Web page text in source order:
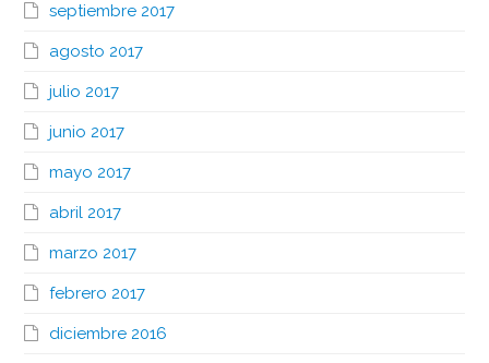
septiembre 2017
agosto 2017
julio 2017
junio 2017
mayo 2017
abril 2017
marzo 2017
febrero 2017
diciembre 2016